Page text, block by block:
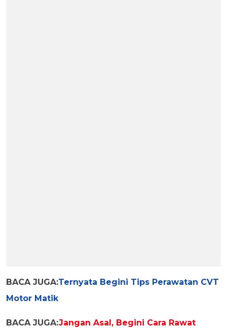
BACA JUGA:Ternyata Begini Tips Perawatan CVT
Motor Matik
BACA JUGA:Jangan Asal, Begini Cara Rawat